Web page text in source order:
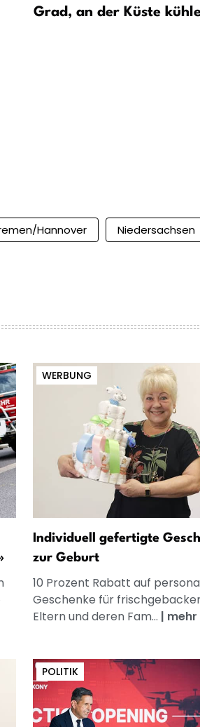
Grad, an der Küste
Hannover Niedersachsen
WERBUNG
Individuell gefertigte
zur Geburt
10 Prozent Rabatt auf
Geschenke für
Eltern und deren Fam... | mehr
POLITIK